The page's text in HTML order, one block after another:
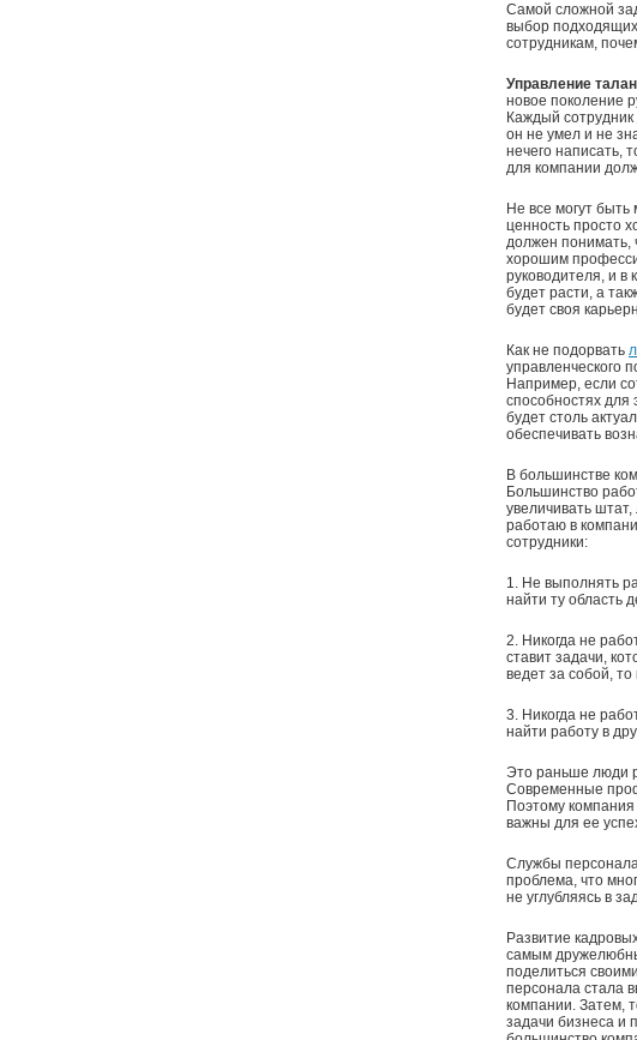
Самой сложной
выбор
сотрудникам,
Управление
новое поколение
Каждый
он не умел и не
нечего написать,
для компании
Не все могут
ценность просто
должен
хорошим
руководителя, и в
будет расти, а
будет своя
Как не подорвать
управленческого
Например, если
способностях для
будет столь
обеспечивать
В большинстве
Большинство
увеличивать
работаю в
сотрудники:
1. Не выполнять
найти ту область
2. Никогда не
ставит задачи,
ведет за собой,
3. Никогда не
найти работу в
Это раньше люди
Современные
Поэтому
важны для ее
Службы
проблема, что
не углубляясь в
Развитие
самым
поделиться
персонала стала
компании. Затем,
задачи бизнеса и